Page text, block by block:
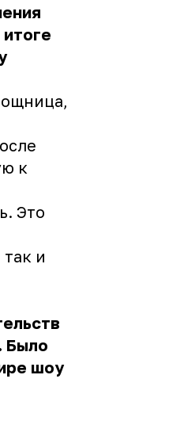
к
Это
и
Было
шоу